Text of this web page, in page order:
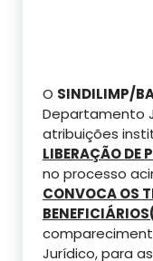
O SINDILIMP/
Departamento
atribuições
LIBERAÇÃO DE
no processo
CONVOCA OS
Jurídico, para